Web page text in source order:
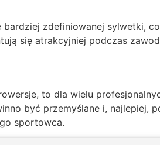
zdefiniowanej sylwetki,
się atrakcyjniej podczas
to dla wielu
być przemyślane i, najlepiej,
sportowca.